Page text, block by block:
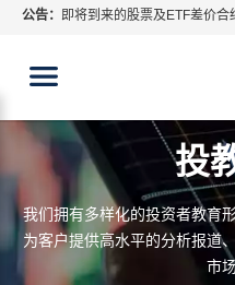
公告： 即将到来的股票及ETF差价
ATFX呼吁推进金融市场合规
投
我们拥有多样化的投资者教育
为客户提供高水平的分析报道
市